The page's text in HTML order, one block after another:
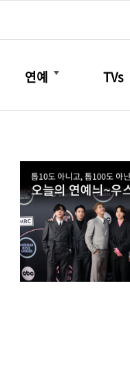
연예
더보기
TVs